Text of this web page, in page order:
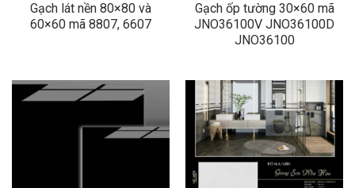
Gạch lát nền 80×80 và
60×60 mã 8807, 6607
Gạch ốp tường 30×60 mã
JNO36100V JNO36100D
JNO36100